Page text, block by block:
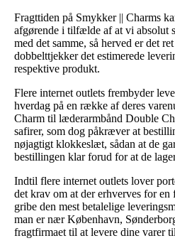
Fragttiden på Smykker || Charms
afgørende i tilfælde af at vi absolut
med det samme, så herved er det
dobbelttjekker det estimerede
respektive produkt.
Flere internet outlets frembyder
hverdag på en række af deres
Charm til læderarmbånd Double
safirer, som dog påkræver at
nøjagtigt klokkeslæt, sådan at de
bestillingen klar forud for at de
Indtil flere internet outlets lover
det krav om at der erhverves for en
gribe den mest betalelige
man er nær København,
fragtfirmaet til at levere dine varer